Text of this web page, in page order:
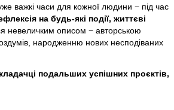
важкі часи для кожної людини − під час
на будь-які події, життєві
невеличким описом − авторською
народженню нових несподіваних
подальших успішних проєктів,